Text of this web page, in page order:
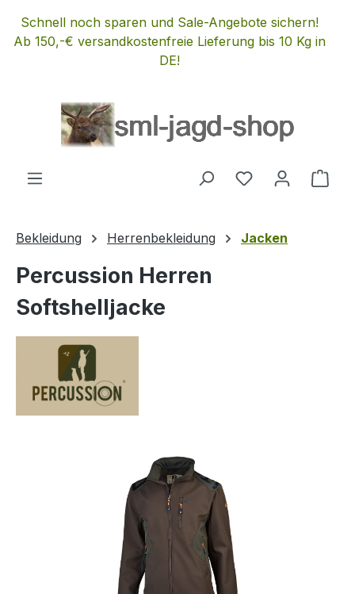
Zum Hauptinhalt springen
Schnell noch sparen und Sale-Angebote sichern!
Ab 150,-€ versandkostenfreie Lieferung bis 10 Kg in
DE!
Du hast 0
Bekleidung Herrenbekleidung Jacken
Percussion Herren
Softshelljacke
Bildergalerie überspringen